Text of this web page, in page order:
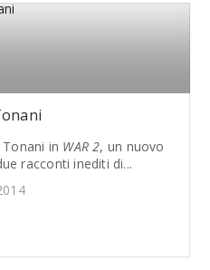
in WAR 2, un nuovo
racconti inediti di...